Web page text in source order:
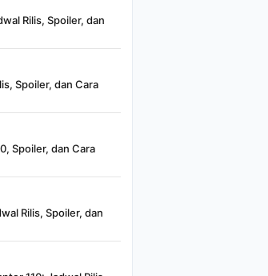
Rilis, Spoiler, dan
Spoiler, dan Cara
Spoiler, dan Cara
Rilis, Spoiler, dan